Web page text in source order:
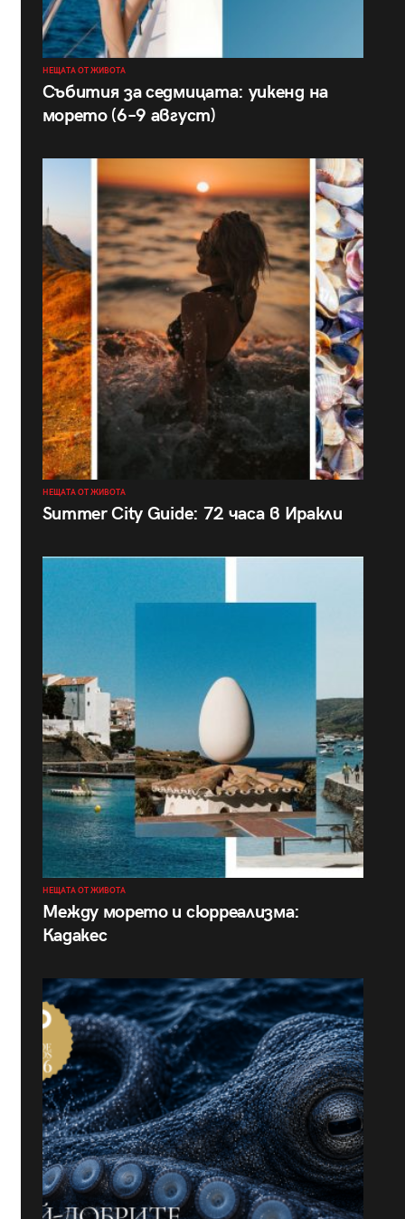
НЕЩАТА ОТ ЖИВОТА
Събития за седмицата: уикенд на
морето (6–9 август)
НЕЩАТА ОТ ЖИВОТА
Summer City Guide: 72 часа в Иракли
НЕЩАТА ОТ ЖИВОТА
Между морето и сюрреализма:
Кадакес